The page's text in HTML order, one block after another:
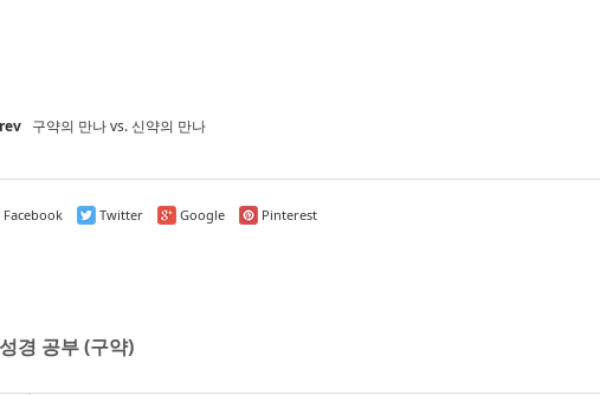
구약의 만나 vs. 신약의 만나
Facebook Twitter Google Pinterest
성경 공부 (구약)